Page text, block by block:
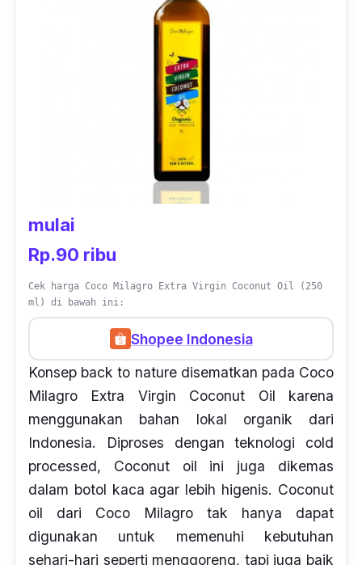
mulai
Rp.90 ribu
Cek harga Coco Milagro Extra Virgin Coconut Oil (250
ml) di bawah ini:
Shopee Indonesia
Konsep back to naturedisematkan pada Coco
Milagro Extra Virgin Coconut Oil karena
menggunakan bahan lokal organik dari
Indonesia. Diproses dengan teknologi cold
processed, Coconut oil ini juga dikemas
dalam botol kaca agar lebih higenis. Coconut
oil dari Coco Milagro tak hanya dapat
digunakan untuk memenuhi kebutuhan
sehari-hari seperti menggoreng, tapi juga baik